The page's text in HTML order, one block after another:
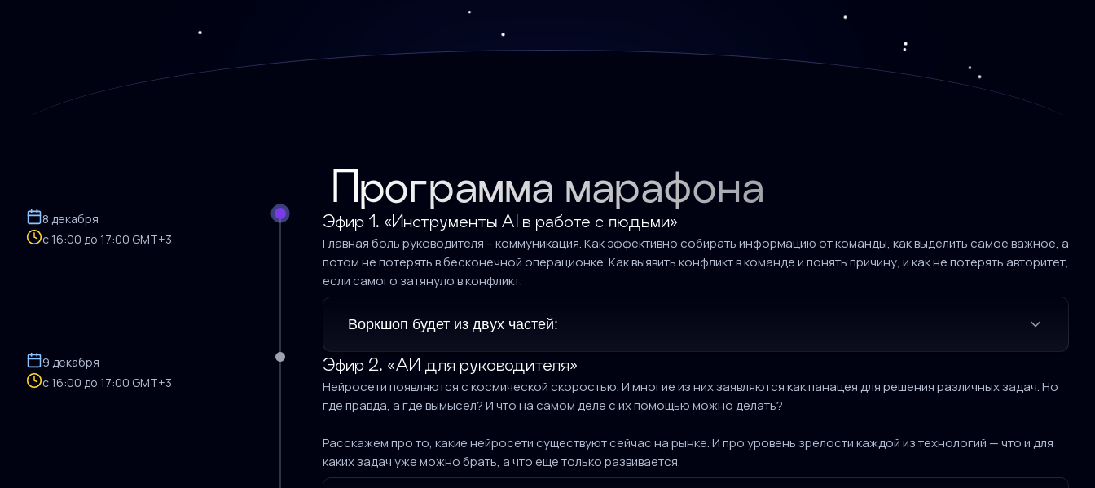
Программа марафона
8 декабря
с 16:00 до 17:00 GMT+3
Эфир 1. «Инструменты AI в работе с людьми»
Главная боль руководителя – коммуникация. Как эффективно собирать информацию от команды, как выделить самое важное, а
потом не потерять в бесконечной операционке. Как выявить конфликт в команде и понять причину, и как не потерять авторитет,
если самого затянуло в конфликт.
Воркшоп будет из двух частей:
9 декабря
с 16:00 до 17:00 GMT+3
Эфир 2. «АИ для руководителя»
Нейросети появляются с космической скоростью. И многие из них заявляются как панацея для решения различных задач. Но
где правда, а где вымысел? И что на самом деле с их помощью можно делать?
Расскажем про то, какие нейросети существуют сейчас на рынке. И про уровень зрелости каждой из технологий — что и для
каких задач уже можно брать, а что еще только развивается.